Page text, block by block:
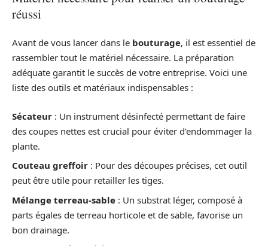
réussi
Avant de vous lancer dans le bouturage, il est essentiel de
rassembler tout le matériel nécessaire. La préparation
adéquate garantit le succès de votre entreprise. Voici une
liste des outils et matériaux indispensables :
Sécateur : Un instrument désinfecté permettant de faire
des coupes nettes est crucial pour éviter d’endommager la
plante.
Couteau greffoir : Pour des découpes précises, cet outil
peut être utile pour retailler les tiges.
Mélange terreau-sable : Un substrat léger, composé à
parts égales de terreau horticole et de sable, favorise un
bon drainage.